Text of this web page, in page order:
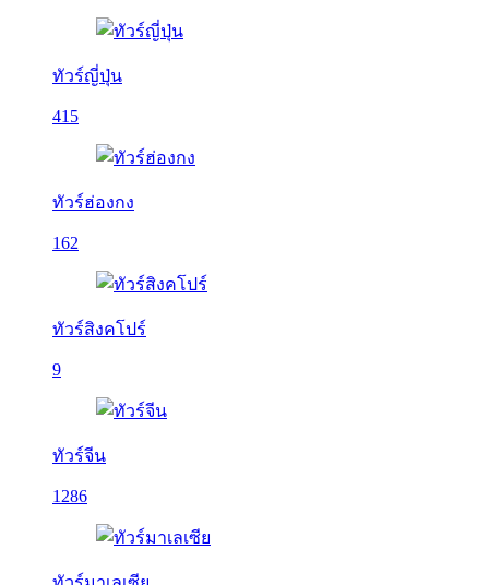
ทัวร์ญี่ปุ่น
415
ทัวร์ฮ่องกง
162
ทัวร์สิงคโปร์
9
ทัวร์จีน
1286